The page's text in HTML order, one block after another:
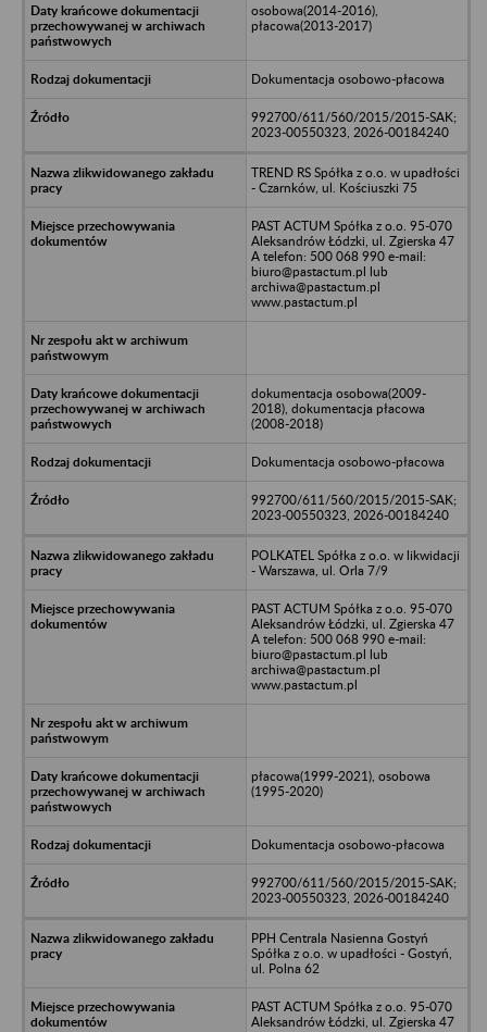
osobowa(2014-2016),
płacowa(2013-2017)
Dokumentacja osobowo-płacowa
992700/611/560/2015/2015-SAK;
2023-00550323, 2026-00184240
TREND RS Spółka z o.o. w upadłości
- Czarnków, ul. Kościuszki 75
PAST ACTUM Spółka z o.o. 95-070
Aleksandrów Łódzki, ul. Zgierska 47
A telefon: 500 068 990 e-mail:
biuro@pastactum.pl lub
archiwa@pastactum.pl
www.pastactum.pl
dokumentacja osobowa(2009-
2018), dokumentacja płacowa
(2008-2018)
Dokumentacja osobowo-płacowa
992700/611/560/2015/2015-SAK;
2023-00550323, 2026-00184240
POLKATEL Spółka z o.o. w likwidacji
- Warszawa, ul. Orla 7/9
PAST ACTUM Spółka z o.o. 95-070
Aleksandrów Łódzki, ul. Zgierska 47
A telefon: 500 068 990 e-mail:
biuro@pastactum.pl lub
archiwa@pastactum.pl
www.pastactum.pl
płacowa(1999-2021), osobowa
(1995-2020)
Dokumentacja osobowo-płacowa
992700/611/560/2015/2015-SAK;
2023-00550323, 2026-00184240
PPH Centrala Nasienna Gostyń
Spółka z o.o. w upadłości - Gostyń,
ul. Polna 62
PAST ACTUM Spółka z o.o. 95-070
Aleksandrów Łódzki, ul. Zgierska 47